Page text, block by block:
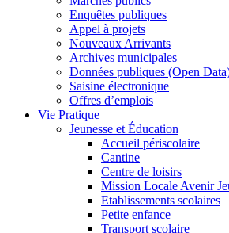
Enquêtes publiques
Appel à projets
Nouveaux Arrivants
Archives municipales
Données publiques (Open
Saisine électronique
Offres d’emplois
Vie Pratique
Jeunesse et Éducation
Accueil périscolaire
Cantine
Centre de loisirs
Mission Locale Avenir
Etablissements scolaires
Petite enfance
Transport scolaire